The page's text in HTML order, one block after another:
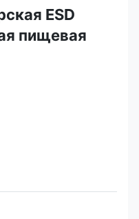
ESD
пищевая